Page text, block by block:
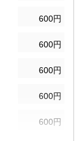
600円
600円
600円
600円
600円